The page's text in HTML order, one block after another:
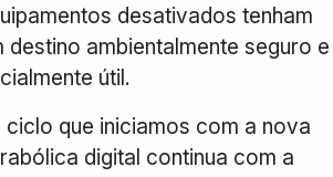
desativados tenham
destino ambientalmente seguro e
útil.
ciclo que iniciamos com a nova
digital continua com a